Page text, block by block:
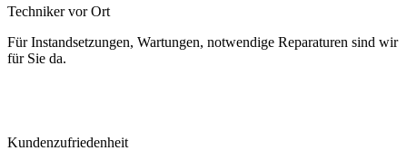
Techniker vor Ort
Für Instandsetzungen, Wartungen, notwendige Reparaturen sind wir
für Sie da.
Kundenzufriedenheit